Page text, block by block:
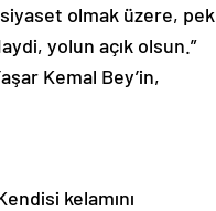
olmak üzere, pek
yolun açık olsun.”
Kemal Bey’in,
kelamını